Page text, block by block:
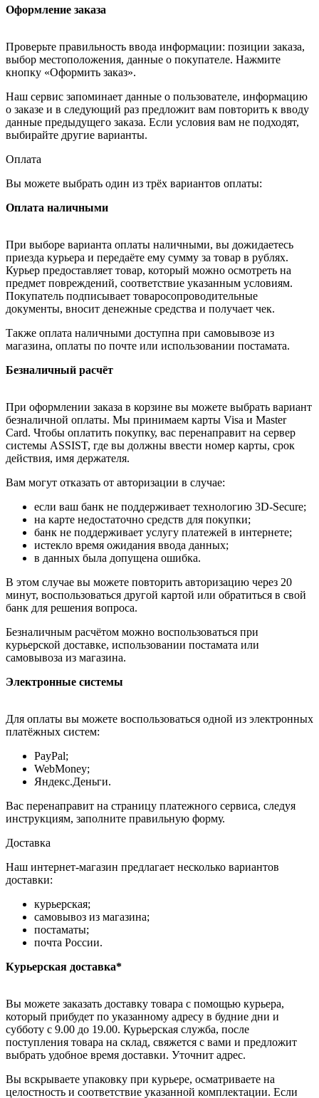
Оформление заказа
Проверьте правильность ввода информации: позиции заказа,
выбор местоположения, данные о покупателе. Нажмите
кнопку «Оформить заказ».
Наш сервис запоминает данные о пользователе, информацию
о заказе и в следующий раз предложит вам повторить к вводу
данные предыдущего заказа. Если условия вам не подходят,
выбирайте другие варианты.
Оплата
Вы можете выбрать один из трёх вариантов оплаты:
Оплата наличными
При выборе варианта оплаты наличными, вы дожидаетесь
приезда курьера и передаёте ему сумму за товар в рублях.
Курьер предоставляет товар, который можно осмотреть на
предмет повреждений, соответствие указанным условиям.
Покупатель подписывает товаросопроводительные
документы, вносит денежные средства и получает чек.
Также оплата наличными доступна при самовывозе из
магазина, оплаты по почте или использовании постамата.
Безналичный расчёт
При оформлении заказа в корзине вы можете выбрать вариант
безналичной оплаты. Мы принимаем карты Visa и Master
Card. Чтобы оплатить покупку, вас перенаправит на сервер
системы ASSIST, где вы должны ввести номер карты, срок
действия, имя держателя.
Вам могут отказать от авторизации в случае:
если ваш банк не поддерживает технологию 3D-Secure;
на карте недостаточно средств для покупки;
банк не поддерживает услугу платежей в интернете;
истекло время ожидания ввода данных;
в данных была допущена ошибка.
В этом случае вы можете повторить авторизацию через 20
минут, воспользоваться другой картой или обратиться в свой
банк для решения вопроса.
Безналичным расчётом можно воспользоваться при
курьерской доставке, использовании постамата или
самовывоза из магазина.
Электронные системы
Для оплаты вы можете воспользоваться одной из электронных
платёжных систем:
PayPal;
WebMoney;
Яндекс.Деньги.
Вас перенаправит на страницу платежного сервиса, следуя
инструкциям, заполните правильную форму.
Доставка
Наш интернет-магазин предлагает несколько вариантов
доставки:
курьерская;
самовывоз из магазина;
постаматы;
почта России.
Курьерская доставка*
Вы можете заказать доставку товара с помощью курьера,
который прибудет по указанному адресу в будние дни и
субботу с 9.00 до 19.00. Курьерская служба, после
поступления товара на склад, свяжется с вами и предложит
выбрать удобное время доставки. Уточнит адрес.
Вы вскрываете упаковку при курьере, осматриваете на
целостность и соответствие указанной комплектации. Если